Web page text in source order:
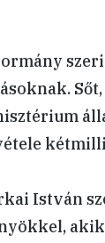
István